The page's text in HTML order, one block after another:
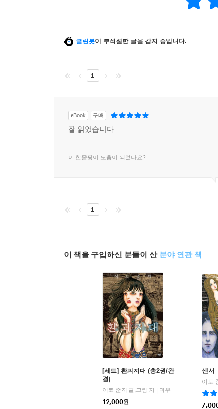
클린봇이 부적절한 글을 감지 중입니다.
1
eBook 구매
잘 읽었습니다
이 한줄평이 도움이 되었나요?
1
이 책을 구입하신 분들이 산 분야 연관 책
[세트] 환괴지대 (총2권/완
결)
이토 준지 글,그림 저 | 미우
12,000원
센서